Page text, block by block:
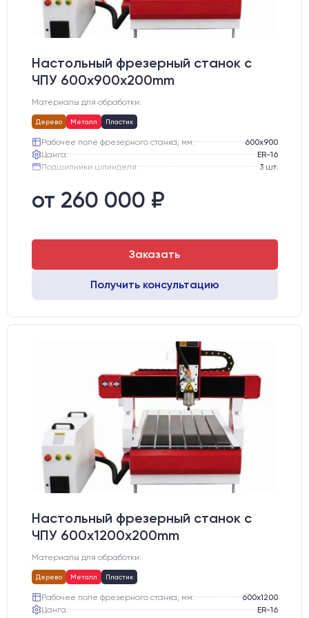
Настольный фрезерный станок с
ЧПУ 600x900x200mm
Материалы для обработки:
Дерево Металл Пластик
Рабочее поле фрезерного станка, мм:
600х900
Цанга:
ER-16
Подшипники шпинделя:
3 шт.
Стол:
Двигатели:
от 260 000 ₽
Заказать
Получить консультацию
Настольный фрезерный станок с
ЧПУ 600x1200x200mm
Материалы для обработки:
Дерево Металл Пластик
Рабочее поле фрезерного станка, мм:
600х1200
Цанга:
ER-16